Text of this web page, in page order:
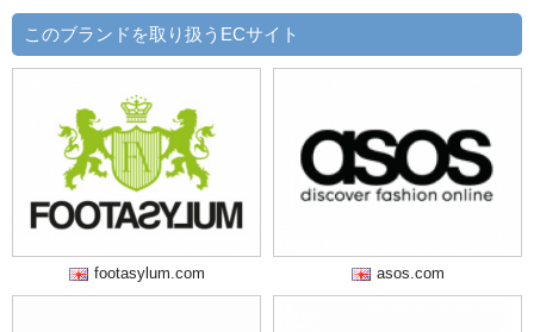
このブランドを取り扱うECサイト
footasylum.com asos.com